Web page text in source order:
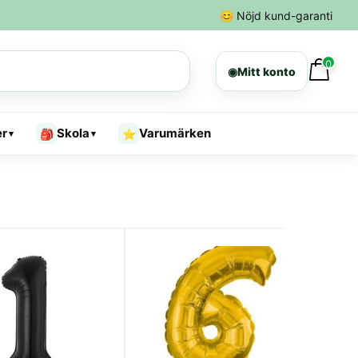
😊 Nöjd kund-garanti
◉Mitt konto
0
▾ 🎒 Skola ▾ ⭐ Varumärken